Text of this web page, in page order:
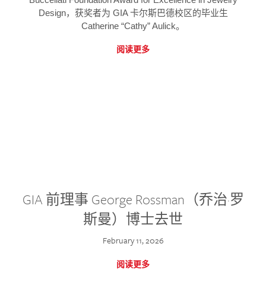
Design，获奖者为 GIA 卡尔斯巴德校区的毕业生
Catherine “Cathy” Aulick。
阅读更多
GIA 前理事 George Rossman（乔治·罗
斯曼）博士去世
February 11, 2026
阅读更多